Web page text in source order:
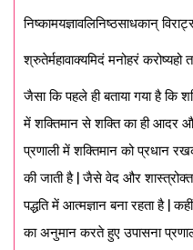
निष्कामयज्ञावलिनिष्ठसाधकान्
श्रुतेर्महावाक्यमिदं मनोहरं करोष्यहो
जैसा कि पहले ही बताया गया है कि
में शक्तिमान से शक्ति का ही आदर
प्रणाली में शक्तिमान को प्रधान
की जाती है | जैसे वेद और
पद्धति में आत्मज्ञान बना रहता है |
का अनुमान करते हुए उपासना